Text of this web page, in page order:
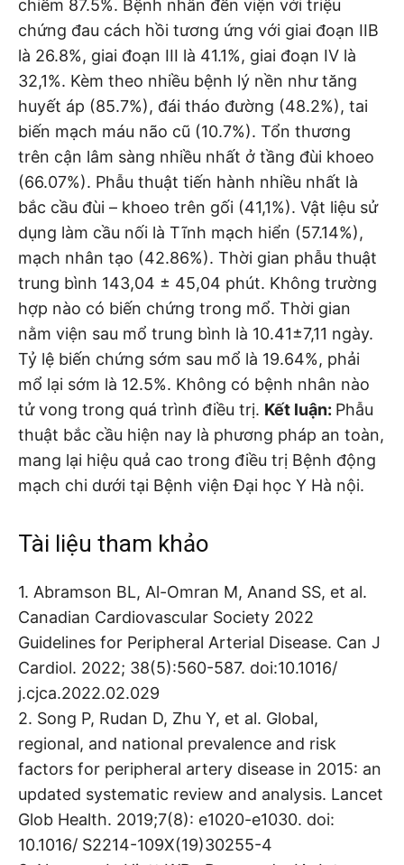
chiếm 87.5%. Bệnh nhân đến viện với triệu
chứng đau cách hồi tương ứng với giai đoạn IIB
là 26.8%, giai đoạn III là 41.1%, giai đoạn IV là
32,1%. Kèm theo nhiều bệnh lý nền như tăng
huyết áp (85.7%), đái tháo đường (48.2%), tai
biến mạch máu não cũ (10.7%). Tổn thương
trên cận lâm sàng nhiều nhất ở tầng đùi khoeo
(66.07%). Phẫu thuật tiến hành nhiều nhất là
bắc cầu đùi – khoeo trên gối (41,1%). Vật liệu sử
dụng làm cầu nối là Tĩnh mạch hiển (57.14%),
mạch nhân tạo (42.86%). Thời gian phẫu thuật
trung bình 143,04 ± 45,04 phút. Không trường
hợp nào có biến chứng trong mổ. Thời gian
nằm viện sau mổ trung bình là 10.41±7,11 ngày.
Tỷ lệ biến chứng sớm sau mổ là 19.64%, phải
mổ lại sớm là 12.5%. Không có bệnh nhân nào
tử vong trong quá trình điều trị. Kết luận: Phẫu
thuật bắc cầu hiện nay là phương pháp an toàn,
mang lại hiệu quả cao trong điều trị Bệnh động
mạch chi dưới tại Bệnh viện Đại học Y Hà nội.
Tài liệu tham khảo
1. Abramson BL, Al-Omran M, Anand SS, et al.
Canadian Cardiovascular Society 2022
Guidelines for Peripheral Arterial Disease. Can J
Cardiol. 2022; 38(5):560-587. doi:10.1016/
j.cjca.2022.02.029
2. Song P, Rudan D, Zhu Y, et al. Global,
regional, and national prevalence and risk
factors for peripheral artery disease in 2015: an
updated systematic review and analysis. Lancet
Glob Health. 2019;7(8): e1020-e1030. doi:
10.1016/ S2214-109X(19)30255-4